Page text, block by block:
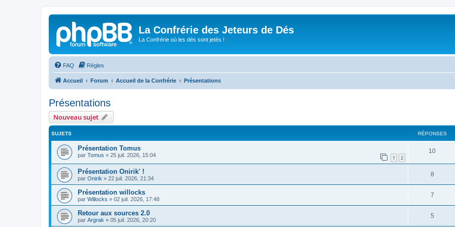
La Confrérie des Jeteurs de Dés
La Confrérie où les dés sont jetés !
FAQ Règles
Accueil Forum Accueil de la Confrérie Présentations
Présentations
Nouveau sujet
SUJETS RÉPONSES
Présentation Tomus
par Tomus » 25 juil. 2026, 15:04 1 2
10
Présentation Onirik' !
par Onirik » 22 juil. 2026, 21:34
8
Présentation willocks
par Willocks » 02 juil. 2026, 17:48
7
Retour aux sources 2.0
par Argrak » 05 juil. 2026, 20:20
5